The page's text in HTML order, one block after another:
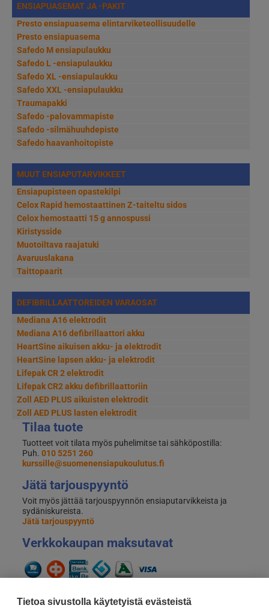
Tietoa sivustolla käytetyistä evästeistä
ENSIAPUASEMAT JA -PAKIT
Presto ensiapuasema elintarviketeollisuudelle
Presto ensiapuasema
Safedo M ensiapulaukku
Safedo L -ensiapulaukku
Safedo XL -ensiapulaukku
Safedo XXL -ensiapulaukku
Traumapakki
Safedo -palovammapiste
Safedo -silmähuuhdepiste
Safedo haavanhoitopiste
MUUT ENSIAPUTARVIKKEET
Ensiapupisteen opastekilpi
Celox Rapid hemostaattinen Z-taiteltu sidos
Celox hemostaatti 15 g annospussi
Kiristysside
Muotoiltava raajatuki
Avaruuslakana
Taittopaarit
DEFIBRILLAATTOREIDEN VARAOSAT
Mediana A16 elektrodit
Mediana A16 defibrillaattori akku
HeartSine aikuisen akku- ja elektrodit
HeartSine lapsen akku- ja elektrodit
Lifepak CR 2 elektrodit
Lifepak CR2 akku defibrillaattoriin
Zoll AED PLUS aikuisten elektrodit
Zoll AED PLUS lasten elektrodit
Tilaa tuote
Tuotteet voit tilata myös puhelimitse tai sähköpostilla:
Puh. 010 5251 260
kurssille@suomenensiapukoulutus.fi
Jätä tarjouspyyntö
Voit myös jättää tarjouspyynnön ensiaputarvikkeista ja
sydäniskureista.
Jätä tarjouspyyntö
Verkkokaupan maksutavat